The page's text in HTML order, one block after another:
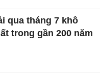
qua tháng 7 khô
trong gần 200 năm